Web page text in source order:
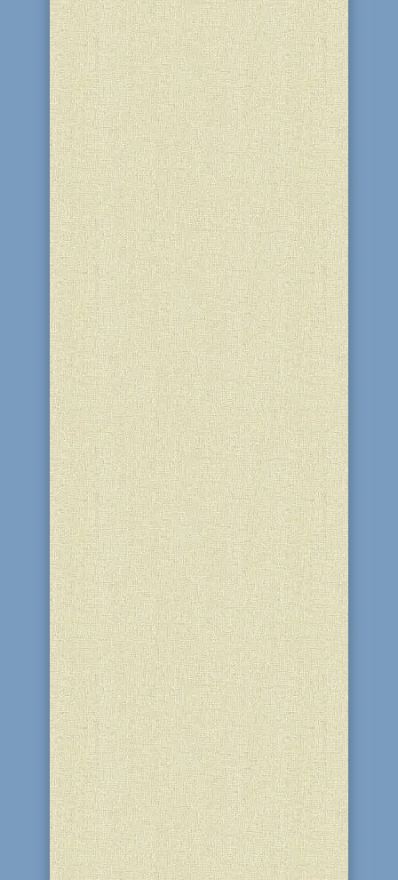
наборы с ханукальными
подсвечниками, НО!!! Они должны
были не просто исполнить заповедь
зажигая свечи, а, шагая в ногу со
временем, поделится этим событием
со всеми...
Как проходит празднование Хануки во
всем мире, а также в
Днепродзержинске в разные годы.
[su_youtube...